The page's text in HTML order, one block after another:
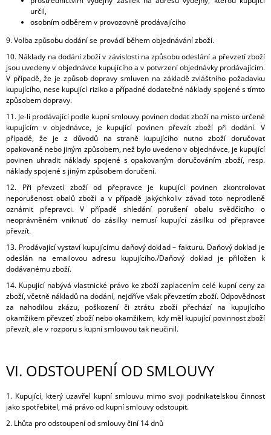
určil,
osobním odběrem v provozovně prodávajícího
9.Volba způsobu dodání se provádí během objednávání zboží.
10. Náklady na dodání zboží v závislosti na způsobu odeslání a převzetí zboží
jsou uvedeny v objednávce kupujícího a v potvrzení objednávky prodávajícím.
V případě, že je způsob dopravy smluven na základě zvláštního požadavku
kupujícího, nese kupující riziko a případné dodatečné náklady spojené s tímto
způsobem dopravy.
11. Je-li prodávající podle kupní smlouvy povinen dodat zboží na místo určené
kupujícím v objednávce, je kupující povinen převzít zboží při dodání. V
případě, že je z důvodů na straně kupujícího nutno zboží doručovat
opakovaně nebo jiným způsobem, než bylo uvedeno v objednávce, je kupující
povinen uhradit náklady spojené s opakovaným doručováním zboží, resp.
náklady spojené s jiným způsobem doručení.
12. Při převzetí zboží od přepravce je kupující povinen zkontrolovat
neporušenost obalů zboží a v případě jakýchkoliv závad toto neprodleně
oznámit přepravci. V případě shledání porušení obalu svědčícího o
neoprávněném vniknutí do zásilky nemusí kupující zásilku od přepravce
převzít.
13. Prodávající vystaví kupujícímu daňový doklad – fakturu. Daňový doklad je
odeslán na emailovou adresu kupujícího./Daňový doklad je přiložen k
dodávanému zboží.
14. Kupující nabývá vlastnické právo ke zboží zaplacením celé kupní ceny za
zboží, včetně nákladů na dodání, nejdříve však převzetím zboží. Odpovědnost
za nahodilou zkázu, poškození či ztrátu zboží přechází na kupujícího
okamžikem převzetí zboží nebo okamžikem, kdy měl kupující povinnost zboží
převzít, ale v rozporu s kupní smlouvou tak neučinil.
VI. ODSTOUPENÍ OD SMLOUVY
1. Kupující, který uzavřel kupní smlouvu mimo svoji podnikatelskou činnost
jako spotřebitel, má právo od kupní smlouvy odstoupit.
2. Lhůta pro odstoupení od smlouvy činí 14 dnů